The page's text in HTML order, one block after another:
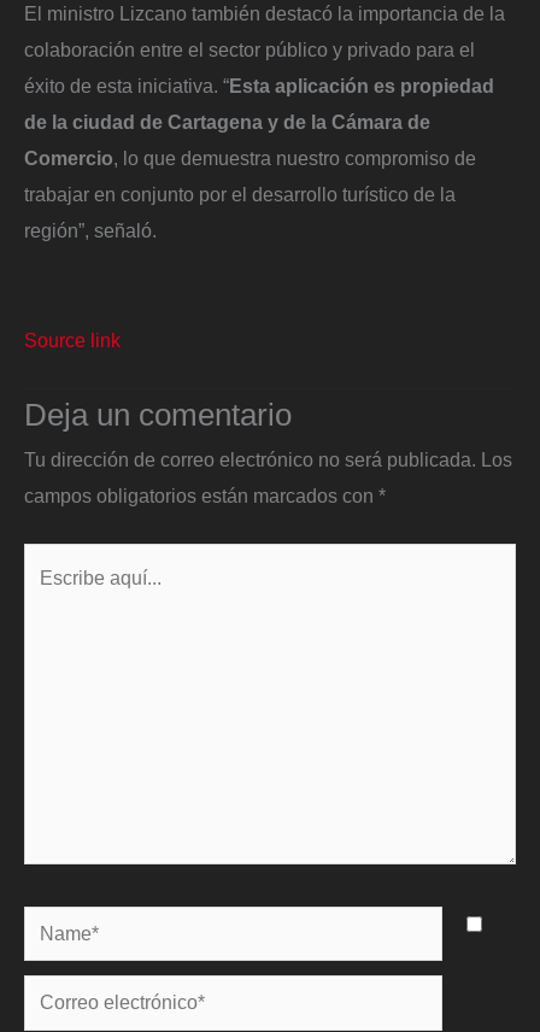
El ministro Lizcano también destacó la importancia de la
colaboración entre el sector público y privado para el
éxito de esta iniciativa. “Esta aplicación es propiedad
de la ciudad de Cartagena y de la Cámara de
Comercio, lo que demuestra nuestro compromiso de
trabajar en conjunto por el desarrollo turístico de la
región”, señaló.
Source link
Deja un comentario
Tu dirección de correo electrónico no será publicada. Los
campos obligatorios están marcados con *
Name*
Correo